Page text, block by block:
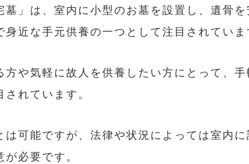
墓」は、室内に小型のお墓を設置し、遺骨を
近な手元供養の一つとして注目されていま
方や気軽に故人を供養したい方にとって、手
れています。
可能ですが、法律や状況によっては室内に
必要です。